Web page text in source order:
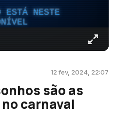
ESTÁ NESTE
12 fev, 2024, 22:07
são as
carnaval